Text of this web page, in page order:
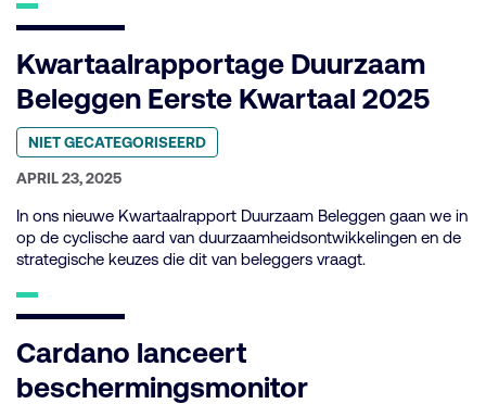
Kwartaalrapportage Duurzaam
Beleggen Eerste Kwartaal 2025
Geplaatst
categorie:
NIET GECATEGORISEERD
GEPUBLICEERD
APRIL 23, 2025
In ons nieuwe Kwartaalrapport Duurzaam Beleggen gaan we in
op de cyclische aard van duurzaamheidsontwikkelingen en de
strategische keuzes die dit van beleggers vraagt.
Cardano lanceert
beschermingsmonitor